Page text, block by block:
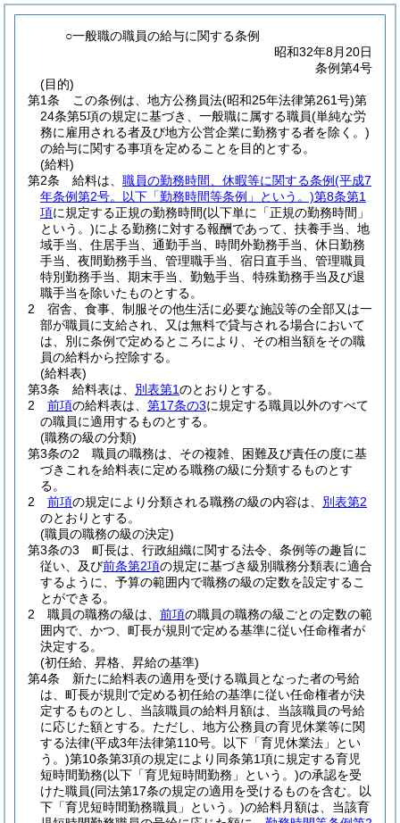
○一般職の職員の給与に関する条例
昭和32年8月20日
条例第4号
(目的)
第1条
この条例は、地方公務員法(昭和25年法律第261号)第
24条第5項の規定に基づき、一般職に属する職員(単純な労
務に雇用される者及び地方公営企業に勤務する者を除く。)
の給与に関する事項を定めることを目的とする。
(給料)
第2条
給料は、 職員の勤務時間、休暇等に関する条例(平成7
年条例第2号。以下「勤務時間等条例」という。)第8条第1
項に規定する正規の勤務時間(以下単に「正規の勤務時間」
という。)による勤務に対する報酬であって、扶養手当、地
域手当、住居手当、通勤手当、時間外勤務手当、休日勤務
手当、夜間勤務手当、管理職手当、宿日直手当、管理職員
特別勤務手当、期末手当、勤勉手当、特殊勤務手当及び退
職手当を除いたものとする。
2
宿舎、食事、制服その他生活に必要な施設等の全部又は一
部が職員に支給され、又は無料で貸与される場合において
は、別に条例で定めるところにより、その相当額をその職
員の給料から控除する。
(給料表)
第3条
給料表は、 別表第1のとおりとする。
2
前項の給料表は、 第17条の3に規定する職員以外のすべて
の職員に適用するものとする。
(職務の級の分類)
第3条の2
職員の職務は、その複雑、困難及び責任の度に基
づきこれを給料表に定める職務の級に分類するものとす
る。
2
前項の規定により分類される職務の級の内容は、 別表第2
のとおりとする。
(職員の職務の級の決定)
第3条の3
町長は、行政組織に関する法令、条例等の趣旨に
従い、及び前条第2項の規定に基づき級別職務分類表に適合
するように、予算の範囲内で職務の級の定数を設定するこ
とができる。
2
職員の職務の級は、 前項の職員の職務の級ごとの定数の範
囲内で、かつ、町長が規則で定める基準に従い任命権者が
決定する。
(初任給、昇格、昇給の基準)
第4条
新たに給料表の適用を受ける職員となった者の号給
は、町長が規則で定める初任給の基準に従い任命権者が決
定するものとし、当該職員の給料月額は、当該職員の号給
に応じた額とする。 ただし、地方公務員の育児休業等に関
する法律(平成3年法律第110号。以下「育児休業法」とい
う。)第10条第3項の規定により同条第1項に規定する育児
短時間勤務(以下「育児短時間勤務」という。)の承認を受
けた職員(同法第17条の規定の適用を受けるものを含む。以
下「育児短時間勤務職員」という。)の給料月額は、当該育